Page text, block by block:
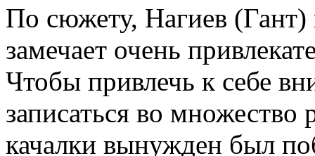
По сюжету, Нагиев
замечает очень
Чтобы привлечь к себе
записаться во множество
качалки вынужден был